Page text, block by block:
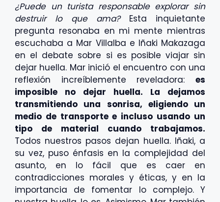
¿Puede un turista responsable explorar sin
destruir lo que ama?Esta inquietante
pregunta resonaba en mi mente mientras
escuchaba a Mar Villalba e Iñaki Makazaga
en el debate sobre si es posible viajar sin
dejar huella. Mar inició el encuentro con una
reflexión increíblemente reveladora: es
imposible no dejar huella. La dejamos
transmitiendo una sonrisa, eligiendo un
medio de transporte e incluso usando un
tipo de material cuando trabajamos.
Todos nuestros pasos dejan huella. Iñaki, a
su vez, puso énfasis en la complejidad del
asunto, en lo fácil que es caer en
contradicciones morales y éticas, y en la
importancia de fomentar lo complejo. Y